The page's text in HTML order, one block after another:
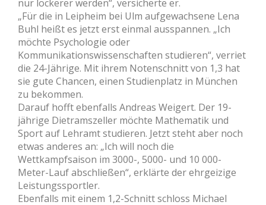
nur lockerer werden“, versicherte er.
„Für die in Leipheim bei Ulm aufgewachsene Lena
Buhl heißt es jetzt erst einmal ausspannen. „Ich
möchte Psychologie oder
Kommunikationswissenschaften studieren“, verriet
die 24-Jährige. Mit ihrem Notenschnitt von 1,3 hat
sie gute Chancen, einen Studienplatz in München
zu bekommen.
Darauf hofft ebenfalls Andreas Weigert. Der 19-
jährige Dietramszeller möchte Mathematik und
Sport auf Lehramt studieren. Jetzt steht aber noch
etwas anderes an: „Ich will noch die
Wettkampfsaison im 3000-, 5000- und 10 000-
Meter-Lauf abschließen“, erklärte der ehrgeizige
Leistungssportler.
Ebenfalls mit einem 1,2-Schnitt schloss Michael